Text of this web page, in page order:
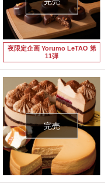
夜限定企画 Yorumo LeTAO 第
11弾
完売